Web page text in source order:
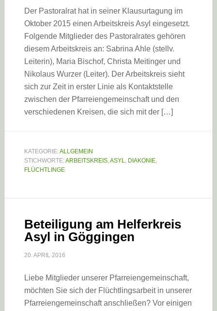
Der Pastoralrat hat in seiner Klausurtagung im
Oktober 2015 einen Arbeitskreis Asyl eingesetzt.
Folgende Mitglieder des Pastoralrates gehören
diesem Arbeitskreis an: Sabrina Ahle (stellv.
Leiterin), Maria Bischof, Christa Meitinger und
Nikolaus Wurzer (Leiter). Der Arbeitskreis sieht
sich zur Zeit in erster Linie als Kontaktstelle
zwischen der Pfarreiengemeinschaft und den
verschiedenen Kreisen, die sich mit der […]
KATEGORIE:ALLGEMEIN
STICHWORTE:ARBEITSKREIS,ASYL, DIAKONIE,
FLÜCHTLINGE
Beteiligung am Helferkreis
Asyl in Göggingen
20. APRIL 2016
Liebe Mitglieder unserer Pfarreiengemeinschaft,
möchten Sie sich der Flüchtlingsarbeit in unserer
Pfarreiengemeinschaft anschließen? Vor einigen